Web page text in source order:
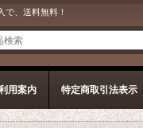
、送料無料！
用案内 特定商取引法表示